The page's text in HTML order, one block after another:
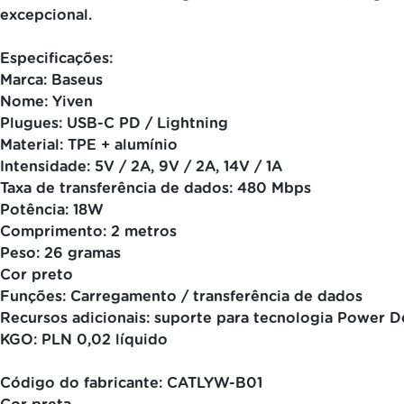
excepcional.
Especificações:
Marca: Baseus
Nome: Yiven
Plugues: USB-C PD / Lightning
Material: TPE + alumínio
Intensidade: 5V / 2A, 9V / 2A, 14V / 1A
Taxa de transferência de dados: 480 Mbps
Potência: 18W
Comprimento: 2 metros
Peso: 26 gramas
Cor preto
Funções: Carregamento / transferência de dados
Recursos adicionais: suporte para tecnologia Power
KGO: PLN 0,02 líquido
Código do fabricante: CATLYW-B01